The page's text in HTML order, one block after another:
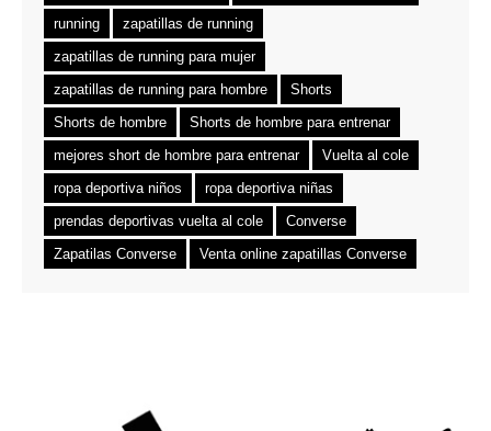
running
zapatillas de running
zapatillas de running para mujer
zapatillas de running para hombre
Shorts
Shorts de hombre
Shorts de hombre para entrenar
mejores short de hombre para entrenar
Vuelta al cole
ropa deportiva niños
ropa deportiva niñas
prendas deportivas vuelta al cole
Converse
Zapatilas Converse
Venta online zapatillas Converse